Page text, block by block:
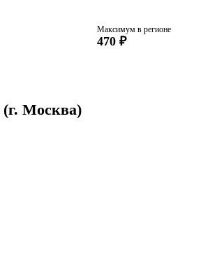
Максимум в регионе
470 ₽
(г. Москва)